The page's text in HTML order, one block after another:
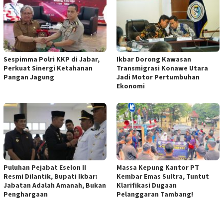
Sespimma Polri KKP di Jabar,
Perkuat Sinergi Ketahanan
Pangan Jagung
Ikbar Dorong Kawasan
Transmigrasi Konawe Utara
Jadi Motor Pertumbuhan
Ekonomi
Puluhan Pejabat Eselon II
Resmi Dilantik, Bupati Ikbar:
Jabatan Adalah Amanah, Bukan
Penghargaan
Massa Kepung Kantor PT
Kembar Emas Sultra, Tuntut
Klarifikasi Dugaan
Pelanggaran Tambang!